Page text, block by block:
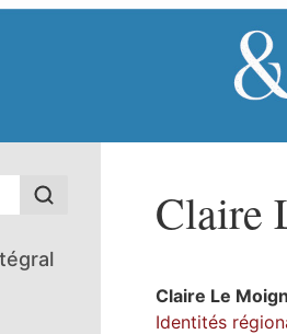
Claire
Claire Le
Identités